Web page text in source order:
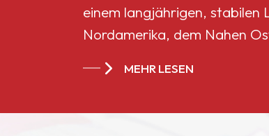
China
Celluloseacetatbutyrat
CAB-381-20
einem langjährigen, stabilen
Nordamerika, dem Nahen
MEHR LESEN